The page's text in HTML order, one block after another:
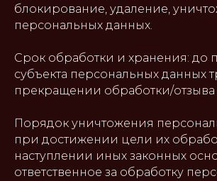
блокирование, удаление,
персональных данных.
Срок обработки и хранения: до
субъекта персональных данных
прекращении обработки/отзыва
Порядок уничтожения
при достижении цели их
наступлении иных законных
ответственное за обработку